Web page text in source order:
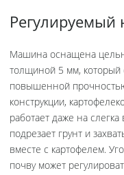
Регулируемый
Машина оснащена
толщиной 5 мм, который
повышенной
конструкции,
работает даже на
подрезает грунт и
вместе с картофелем.
почву может